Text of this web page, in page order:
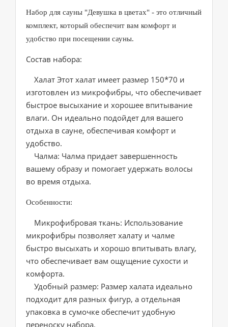
Набор для сауны "Девушка в цветах" - это отличный
комплект, который обеспечит вам комфорт и
удобство при посещении сауны.
Состав набора:
Халат Этот халат имеет размер 150*70 и
изготовлен из микрофибры, что обеспечивает
быстрое высыхание и хорошее впитывание
влаги. Он идеально подойдет для вашего
отдыха в сауне, обеспечивая комфорт и
удобство.
Чалма: Чалма придает завершенность
вашему образу и помогает удержать волосы
во время отдыха.
Особенности:
Микрофибровая ткань: Использование
микрофибры позволяет халату и чалме
быстро высыхать и хорошо впитывать влагу,
что обеспечивает вам ощущение сухости и
комфорта.
Удобный размер: Размер халата идеально
подходит для разных фигур, а отдельная
упаковка в сумочке обеспечит удобную
переноску набора.